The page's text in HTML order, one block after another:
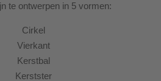
te ontwerpen in 5 vormen:
Cirkel
Vierkant
Kerstbal
Kerstster